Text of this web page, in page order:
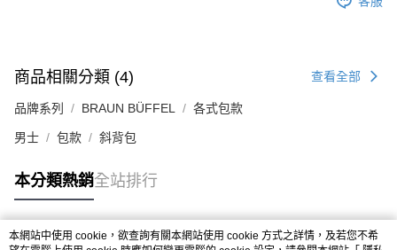
商品相關分類 (4) 查看全部
品牌系列 BRAUN BÜFFEL 各式包款
男士 包款 斜背包
本分類熱銷全站排行
本網站中使用 cookie，欲查詢有關本網站使用 cookie 方式之詳情，及若您不希